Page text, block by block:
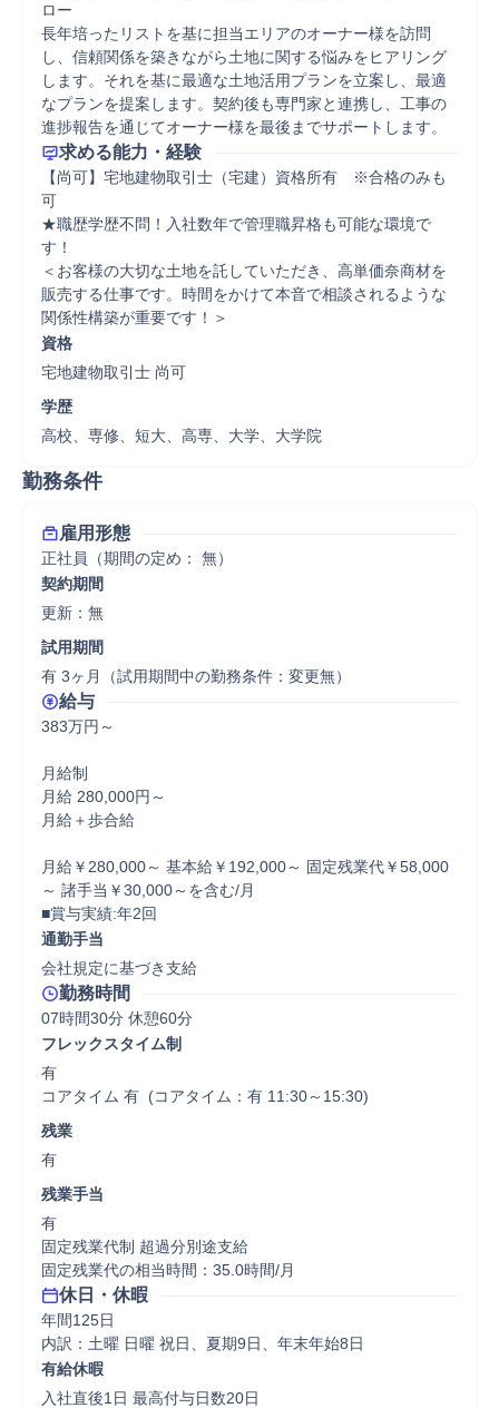
ロー
長年培ったリストを基に担当エリアのオーナー様を訪問
し、信頼関係を築きながら土地に関する悩みをヒアリング
します。それを基に最適な土地活用プランを立案し、最適
なプランを提案します。契約後も専門家と連携し、工事の
進捗報告を通じてオーナー様を最後までサポートします。
求める能力・経験
【尚可】宅地建物取引士（宅建）資格所有　※合格のみも
可
★職歴学歴不問！入社数年で管理職昇格も可能な環境で
す！
＜お客様の大切な土地を託していただき、高単価奈商材を
販売する仕事です。時間をかけて本音で相談されるような
関係性構築が重要です！＞
資格
宅地建物取引士 尚可
学歴
高校、専修、短大、高専、大学、大学院
勤務条件
雇用形態
正社員（期間の定め： 無）
契約期間
更新：無
試用期間
有 3ヶ月（試用期間中の勤務条件：変更無）
給与
383万円～
月給制
月給 280,000円～
月給＋歩合給
月給￥280,000～ 基本給￥192,000～ 固定残業代￥58,000
～ 諸手当￥30,000～を含む/月
■賞与実績:年2回
通勤手当
会社規定に基づき支給
勤務時間
07時間30分 休憩60分
フレックスタイム制
有
コアタイム 有  (コアタイム：有 11:30～15:30)
残業
有
残業手当
有
固定残業代制 超過分別途支給
固定残業代の相当時間：35.0時間/月
休日・休暇
年間125日
内訳：土曜 日曜 祝日、夏期9日、年末年始8日
有給休暇
入社直後1日 最高付与日数20日